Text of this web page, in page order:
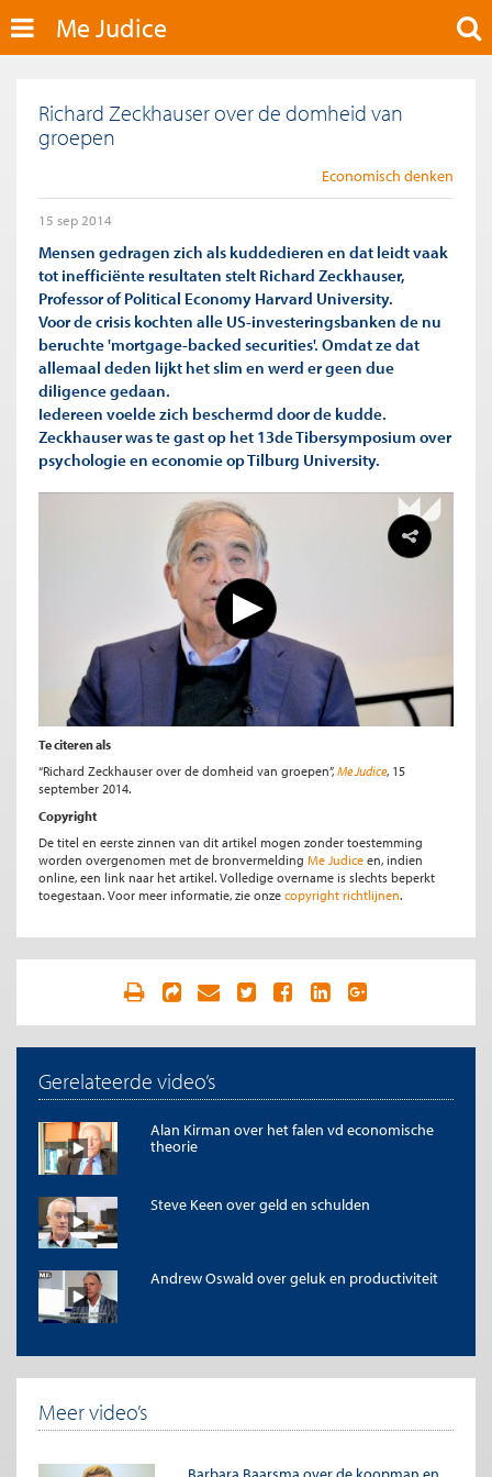
Me Judice
Richard Zeckhauser over de domheid van
groepen
Economisch denken
15 sep 2014
Mensen gedragen zich als kuddedieren en dat leidt vaak
tot inefficiënte resultaten stelt Richard Zeckhauser,
Professor of Political Economy Harvard University.
Voor de crisis kochten alle US-investeringsbanken de nu
beruchte 'mortgage-backed securities'. Omdat ze dat
allemaal deden lijkt het slim en werd er geen due
diligence gedaan.
Iedereen voelde zich beschermd door de kudde.
Zeckhauser was te gast op het 13de Tibersymposium over
psychologie en economie op Tilburg University.
Te citeren als
“Richard Zeckhauser over de domheid van groepen”, Me Judice, 15
september 2014.
Copyright
De titel en eerste zinnen van dit artikel mogen zonder toestemming
worden overgenomen met de bronvermelding Me Judice en, indien
online, een link naar het artikel. Volledige overname is slechts beperkt
toegestaan. Voor meer informatie, zie onze copyright richtlijnen.
Gerelateerde video’s
Alan Kirman over het falen vd economische
theorie
Steve Keen over geld en schulden
Andrew Oswald over geluk en productiviteit
Meer video’s